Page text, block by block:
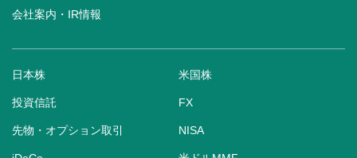
会社案内・IR情報
日本株 米国株
投資信託 FX
先物・オプション取引 NISA